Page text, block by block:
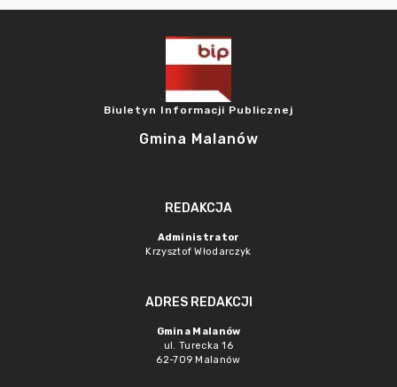
Biuletyn Informacji Publicznej
Gmina Malanów
REDAKCJA
Administrator
Krzysztof Włodarczyk
ADRES REDAKCJI
Gmina Malanów
ul. Turecka 16
62-709 Malanów